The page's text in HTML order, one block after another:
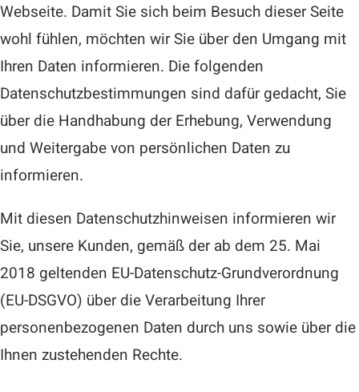
Webseite. Damit Sie sich beim Besuch dieser Seite
wohl fühlen, möchten wir Sie über den Umgang mit
Ihren Daten informieren. Die folgenden
Datenschutzbestimmungen sind dafür gedacht, Sie
über die Handhabung der Erhebung, Verwendung
und Weitergabe von persönlichen Daten zu
informieren.
Mit diesen Datenschutzhinweisen informieren wir
Sie, unsere Kunden, gemäß der ab dem 25. Mai
2018 geltenden EU-Datenschutz-Grundverordnung
(EU-DSGVO) über die Verarbeitung Ihrer
personenbezogenen Daten durch uns sowie über die
Ihnen zustehenden Rechte.